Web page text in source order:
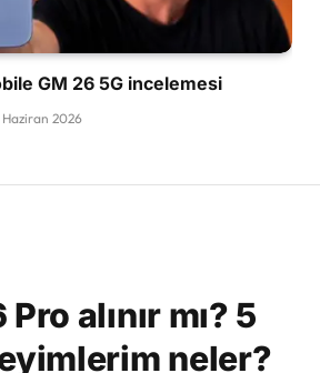
GM 26 5G incelemesi
Haziran 2026
alınır mı? 5
neler?